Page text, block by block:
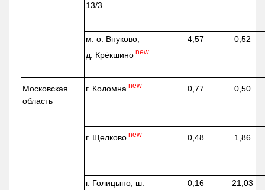
13/3
м. о. Внуково,
д. Крёкшино new
4,57 0,52
Московская
область
г. Коломна new 0,77 0,50
г. Щелково new 0,48 1,86
г. Голицыно, ш. 0,16 21,03